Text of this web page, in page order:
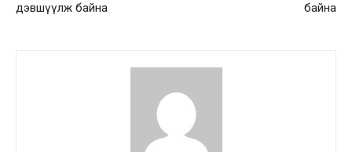
дэвшүүлж байна
байна